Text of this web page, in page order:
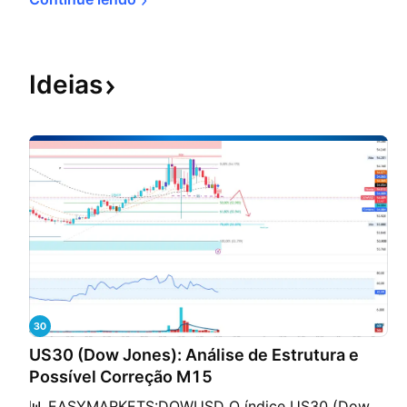
Ideias
US30 (Dow Jones): Análise de Estrutura e
Possível Correção M15